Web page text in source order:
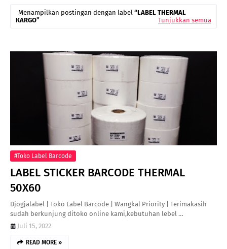
Menampilkan postingan dengan label LABEL THERMAL
KARGO
Tunjukkan semua
#Toko Label Barcode
LABEL STICKER BARCODE THERMAL
50X60
Djogjalabel | Toko Label Barcode | Wangkal Priority | Terimakasih
sudah berkunjung ditoko online kami,kebutuhan lebel …
Juli 15, 2022
READ MORE »